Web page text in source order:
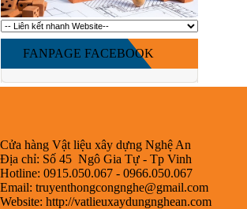
FANPAGE FACEBOOK
Cửa hàng Vật liệu xây dựng Nghệ An
Địa chỉ: Số 45 Ngô Gia Tự - Tp Vinh
Hotline: 0915.050.067 - 0966.050.067
Email: truyenthongcongnghe@gmail.com
Website: http://vatlieuxaydungnghean.com